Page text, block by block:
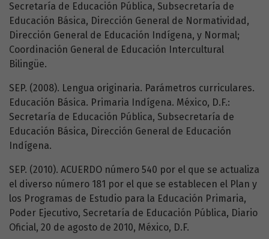
Secretaría de Educación Pública, Subsecretaría de
Educación Básica, Dirección General de Normatividad,
Dirección General de Educación Indígena, y Normal;
Coordinación General de Educación Intercultural
Bilingüe.
SEP. (2008). Lengua originaria. Parámetros curriculares.
Educación Básica. Primaria Indígena. México, D.F.:
Secretaría de Educación Pública, Subsecretaría de
Educación Básica, Dirección General de Educación
Indígena.
SEP. (2010). ACUERDO número 540 por el que se actualiza
el diverso número 181 por el que se establecen el Plan y
los Programas de Estudio para la Educación Primaria,
Poder Ejecutivo, Secretaría de Educación Pública, Diario
Oficial, 20 de agosto de 2010, México, D.F.